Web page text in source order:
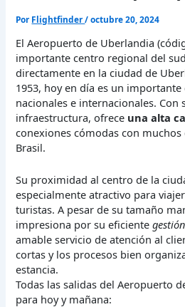
Por Flightfinder/octubre 20, 2024
El Aeropuerto de Uberlandia
importante centro regional del
directamente en la ciudad de
1953, hoy en día es un
nacionales e internacionales. Con
infraestructura, ofrece una alta
conexiones cómodas con
Brasil.
Su proximidad al centro de la
especialmente atractivo para
turistas. A pesar de su tamaño
impresiona por su eficiente
amable servicio de atención al
cortas y los procesos bien
estancia.
Todas las salidas del Aeropuerto
para hoy y mañana: